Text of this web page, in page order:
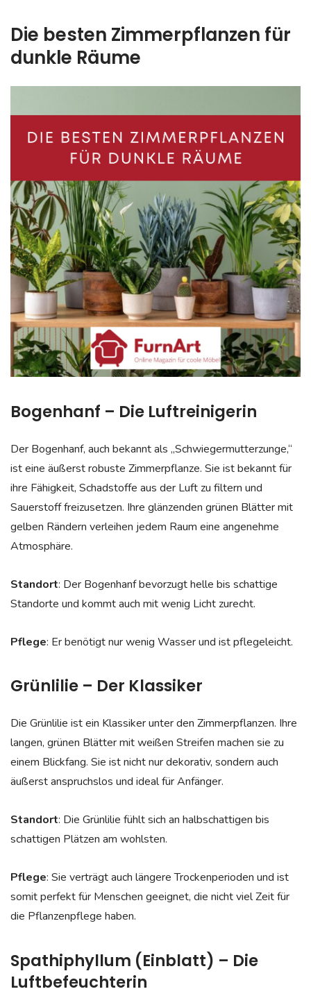
Die besten Zimmerpflanzen für
dunkle Räume
Bogenhanf – Die Luftreinigerin
Der Bogenhanf, auch bekannt als „Schwiegermutterzunge,“
ist eine äußerst robuste Zimmerpflanze. Sie ist bekannt für
ihre Fähigkeit, Schadstoffe aus der Luft zu filtern und
Sauerstoff freizusetzen. Ihre glänzenden grünen Blätter mit
gelben Rändern verleihen jedem Raum eine angenehme
Atmosphäre.
Standort: Der Bogenhanf bevorzugt helle bis schattige
Standorte und kommt auch mit wenig Licht zurecht.
Pflege: Er benötigt nur wenig Wasser und ist pflegeleicht.
Grünlilie – Der Klassiker
Die Grünlilie ist ein Klassiker unter den Zimmerpflanzen. Ihre
langen, grünen Blätter mit weißen Streifen machen sie zu
einem Blickfang. Sie ist nicht nur dekorativ, sondern auch
äußerst anspruchslos und ideal für Anfänger.
Standort: Die Grünlilie fühlt sich an halbschattigen bis
schattigen Plätzen am wohlsten.
Pflege: Sie verträgt auch längere Trockenperioden und ist
somit perfekt für Menschen geeignet, die nicht viel Zeit für
die Pflanzenpflege haben.
Spathiphyllum (Einblatt) – Die
Luftbefeuchterin